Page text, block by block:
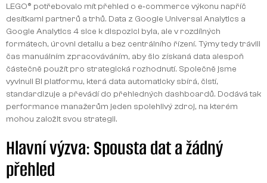
LEGO® potřebovalo mít přehled o e‑commerce výkonu napříč
desítkami partnerů a trhů. Data z Google Universal Analytics a
Google Analytics 4 sice k dispozici byla, ale v rozdílných
formátech, úrovni detailu a bez centrálního řízení. Týmy tedy trávili
čas manuálním zpracováváním, aby šlo získaná data alespoň
částečně použít pro strategická rozhodnutí. Společně jsme
vyvinuli BI platformu, která data automaticky sbírá, čistí,
standardizuje a převádí do přehledných dashboardů. Dodává tak
performance manažerům jeden spolehlivý zdroj, na kterém
mohou založit svou strategii.
Hlavní výzva: Spousta dat a žádný
přehled